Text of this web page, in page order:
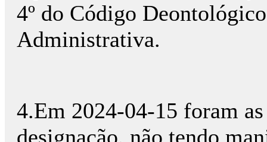
4º do Código
Administrativa.
4.Em 2024-04-15 foram
designação, não tendo